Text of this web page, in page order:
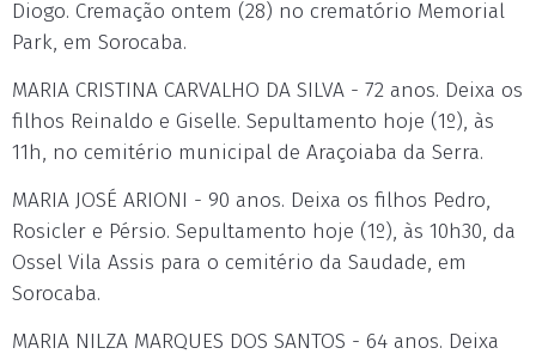
Diogo. Cremação ontem (28) no crematório Memorial
Park, em Sorocaba.
MARIA CRISTINA CARVALHO DA SILVA - 72 anos. Deixa os
filhos Reinaldo e Giselle. Sepultamento hoje (1º), às
11h, no cemitério municipal de Araçoiaba da Serra.
MARIA JOSÉ ARIONI - 90 anos. Deixa os filhos Pedro,
Rosicler e Pérsio. Sepultamento hoje (1º), às 10h30, da
Ossel Vila Assis para o cemitério da Saudade, em
Sorocaba.
MARIA NILZA MARQUES DOS SANTOS - 64 anos. Deixa